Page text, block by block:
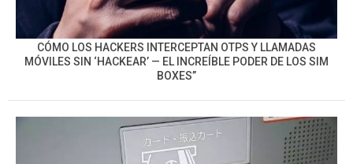
CÓMO LOS HACKERS INTERCEPTAN OTPS Y LLAMADAS
MÓVILES SIN ‘HACKEAR’ — EL INCREÍBLE PODER DE LOS SIM
BOXES”